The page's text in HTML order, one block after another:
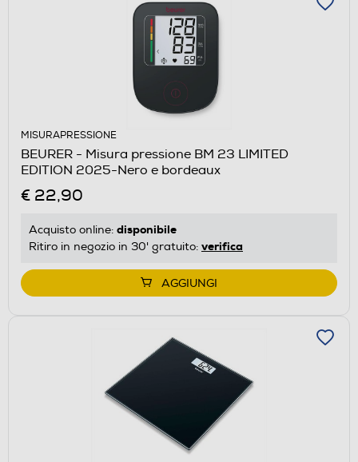
MISURAPRESSIONE
BEURER - Misura pressione BM 23 LIMITED
EDITION 2025-Nero e bordeaux
€ 22,90
Acquisto online: disponibile
Ritiro in negozio in 30' gratuito: verifica
AGGIUNGI